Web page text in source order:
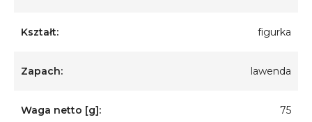
Kształt: figurka
Zapach: lawenda
Waga netto [g]: 75